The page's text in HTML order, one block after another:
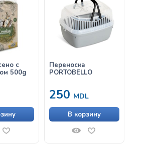
с
500g
Переноска
PORTOBELLO
250 MDL
В корзину